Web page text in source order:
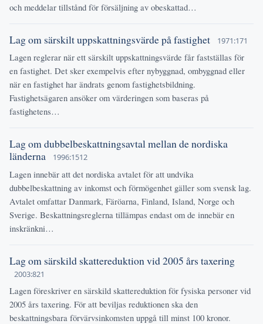
och meddelar tillstånd för försäljning av obeskattad…
Lag om särskilt uppskattningsvärde på fastighet 1971:171
Lagen reglerar när ett särskilt uppskattningsvärde får fastställas för
en fastighet. Det sker exempelvis efter nybyggnad, ombyggnad eller
när en fastighet har ändrats genom fastighetsbildning.
Fastighetsägaren ansöker om värderingen som baseras på
fastighetens…
Lag om dubbelbeskattningsavtal mellan de nordiska
länderna
1996:1512
Lagen innebär att det nordiska avtalet för att undvika
dubbelbeskattning av inkomst och förmögenhet gäller som svensk lag.
Avtalet omfattar Danmark, Färöarna, Finland, Island, Norge och
Sverige. Beskattningsreglerna tillämpas endast om de innebär en
inskränkni…
Lag om särskild skattereduktion vid 2005 års taxering
2003:821
Lagen föreskriver en särskild skattereduktion för fysiska personer vid
2005 års taxering. För att beviljas reduktionen ska den
beskattningsbara förvärvsinkomsten uppgå till minst 100 kronor.